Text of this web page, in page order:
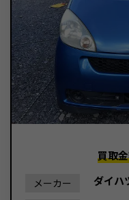
買取
メーカー ダイハ